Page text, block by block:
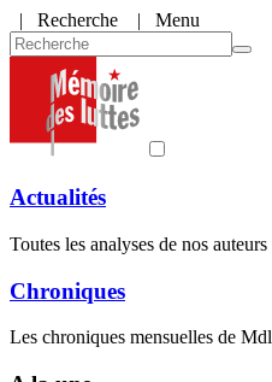
| Recherche | Menu
Actualités
Toutes les analyses de nos auteurs
Chroniques
Les chroniques mensuelles de Mdl